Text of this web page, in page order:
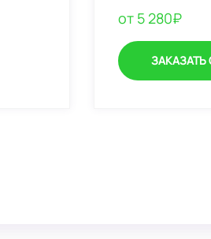
от 5 280₽
ЗАКАЗАТЬ